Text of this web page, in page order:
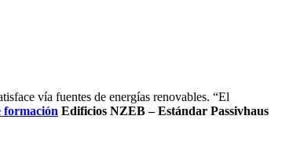
vía fuentes de energías renovables. “El
formación Edificios NZEB – Estándar Passivhaus